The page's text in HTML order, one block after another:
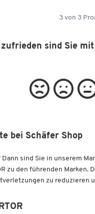
3 von 3
zufrieden sind Sie
bei Schäfer Shop
sind Sie in unserem
zu den führenden
zu reduzieren